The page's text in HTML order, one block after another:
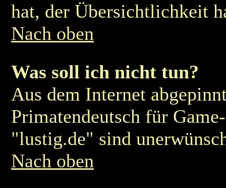
hat, der Übersichtlichkeit
Nach oben
Was soll ich nicht tun?
Aus dem Internet
Primatendeutsch für
"lustig.de" sind
Nach oben